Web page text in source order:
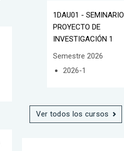
1DAU01 - SEMINARIO
PROYECTO DE
INVESTIGACIÓN 1
Semestre 2026
2026-1
Ver todos los cursos